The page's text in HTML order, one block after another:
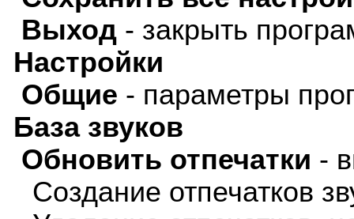
Выход - закрыть
Настройки
Общие - параметры
База звуков
Обновить отпечатки -
Создание отпечатков